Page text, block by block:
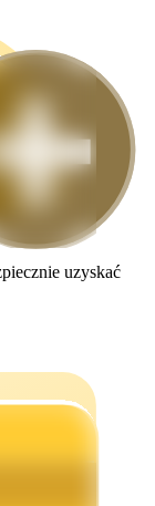
uzyskać